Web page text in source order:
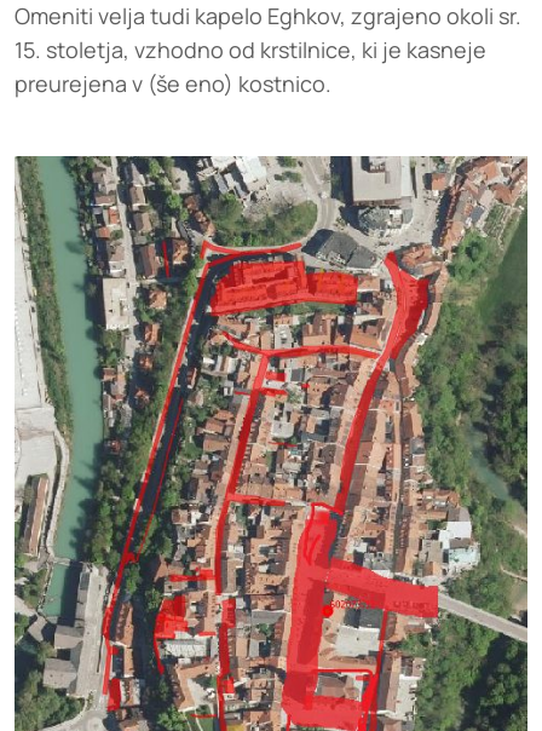
Omeniti velja tudi kapelo Eghkov, zgrajeno okoli sr.
15. stoletja, vzhodno od krstilnice, ki je kasneje
preurejena v (še eno) kostnico.